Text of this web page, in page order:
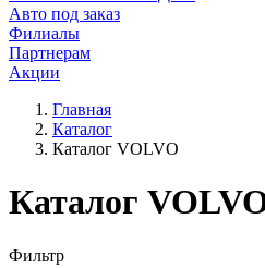
Авто под заказ
Филиалы
Партнерам
Акции
Главная
Каталог
Каталог VOLVO
Каталог
Фильтр